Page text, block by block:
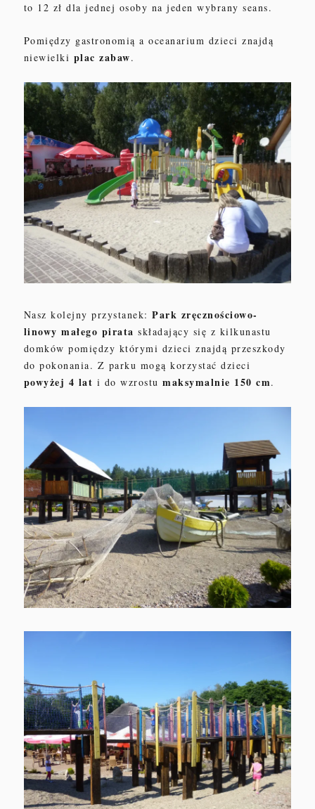
to 12 zł dla jednej osoby na jeden wybrany seans.
Pomiędzy gastronomią a oceanarium dzieci znajdą
niewielki plac zabaw.
Nasz kolejny przystanek:Park zręcznościowo-
linowy małego pirataskładający się z kilkunastu
domków pomiędzy którymi dzieci znajdą przeszkody
do pokonania. Z parku mogą korzystać dzieci
powyżej 4 lat i do wzrostumaksymalnie 150 cm.